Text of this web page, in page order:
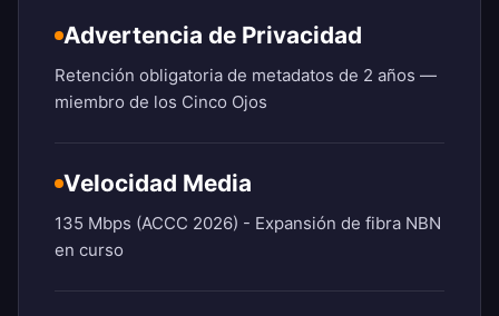
Advertencia de Privacidad
Retención obligatoria de metadatos de 2 años —
miembro de los Cinco Ojos
Velocidad Media
135 Mbps (ACCC 2026) - Expansión de fibra NBN
en curso